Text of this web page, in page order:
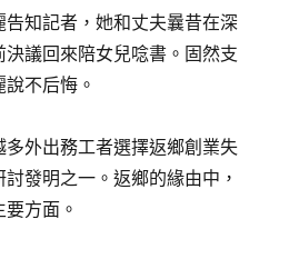
知記者，她和丈夫曩昔在深
議回來陪女兒唸書。固然支
不后悔。
外出務工者選擇返鄉創業失
發明之一。返鄉的緣由中，
方面。